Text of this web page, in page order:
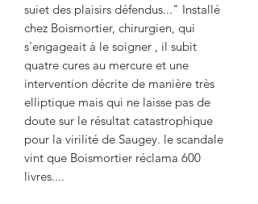
suiet des plaisirs défendus..." Installé
chez Boismortier, chirurgien, qui
s'engageait à le soigner , il subit
quatre cures au mercure et une
intervention décrite de manière très
elliptique mais qui ne laisse pas de
doute sur le résultat catastrophique
pour la virilité de Saugey. le scandale
vint que Boismortier réclama 600
livres....